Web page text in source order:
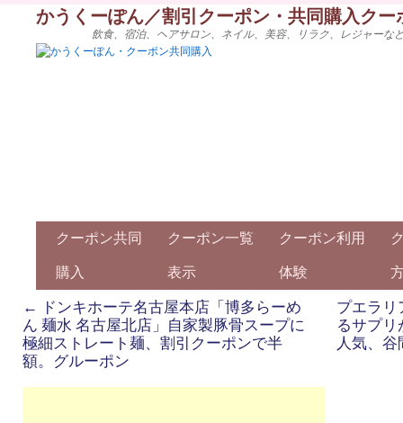
かうくーぽん／割引クーポン・共同購入ク
飲食、宿泊、ヘアサロン、ネイル、美容、リラク、レジャー
クーポン共同
購入
クーポン一覧
表示
クーポン利用
体験
←
ドンキホーテ名古屋本店「博多らーめ
ん 麺水 名古屋北店」自家製豚骨スープに
極細ストレート麺、割引クーポンで半
額。グルーポン
プエラリ
るサプ
人気、